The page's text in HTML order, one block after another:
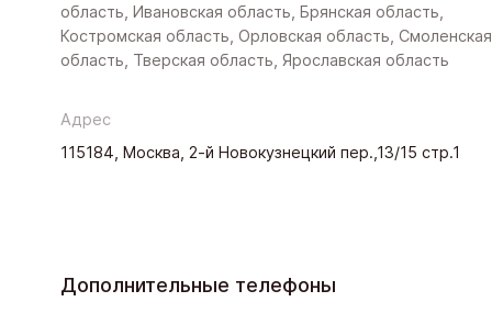
область, Ивановская область, Брянская область,
Костромская область, Орловская область, Смоленская
область, Тверская область, Ярославская область
Адрес
115184, Москва, 2-й Новокузнецкий пер.,13/15 стр.1
Дополнительные телефоны